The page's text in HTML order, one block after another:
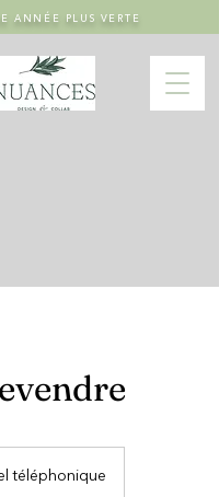
ANNÉE PLUS VERTE
téléphonique